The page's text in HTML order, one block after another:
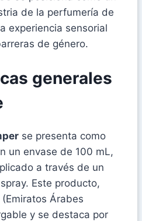
de la perfumería de
experiencia sensorial
de género.
generales
se presenta como
un envase de 100 mL,
a través de un
Este producto,
(Emiratos Árabes
y se destaca por